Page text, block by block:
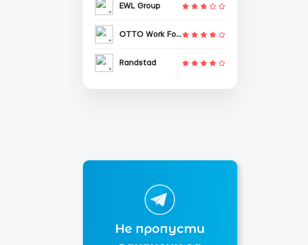
EWL Group
OTTO Work Force
Randstad
Не пропусти